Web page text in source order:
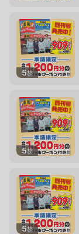
5枚
5枚
5枚